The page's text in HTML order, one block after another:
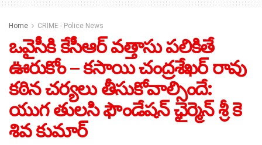
Home CRIME - Police News
ఒవైసీకి కేసీఆర్ వత్తాసు పలికితే
ఊరుకోం – కసాయి చంద్రశేఖర్ రావు
కఠిన చర్యలు తీసుకోవాల్సిందే:
యుగ తులసి ఫౌండేషన్ ఛైర్మెన్ శ్రీ కె
శివ కుమార్